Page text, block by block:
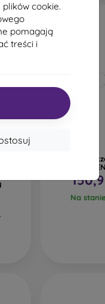
cookie.
pomagają
treści i
Soniczna
zębów
Na